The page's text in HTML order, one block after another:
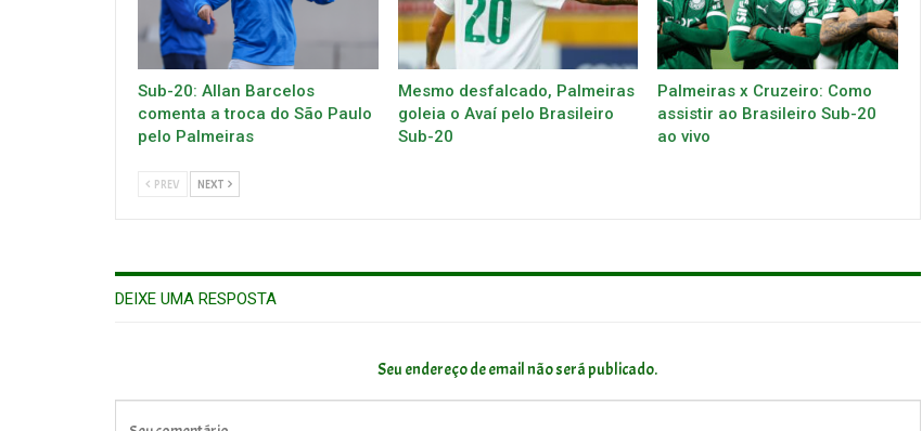
Sub-20: Allan Barcelos
comenta a troca do São Paulo
pelo Palmeiras
Mesmo desfalcado, Palmeiras
goleia o Avaí pelo Brasileiro
Sub-20
Palmeiras x Cruzeiro: Como
assistir ao Brasileiro Sub-20
ao vivo
PREV NEXT
DEIXE UMA RESPOSTA
Seu endereço de email não será publicado.